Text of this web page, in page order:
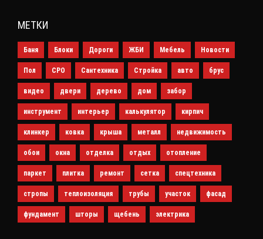
МЕТКИ
Баня Блоки Дороги ЖБИ Мебель Новости
Пол СРО Сантехника Стройка авто брус
видео двери дерево дом забор
инструмент интерьер калькулятор кирпич
клинкер ковка крыша металл недвижимость
обои окна отделка отдых отопление
паркет плитка ремонт сетка спецтехника
стропы теплоизоляция трубы участок фасад
фундамент шторы щебень электрика